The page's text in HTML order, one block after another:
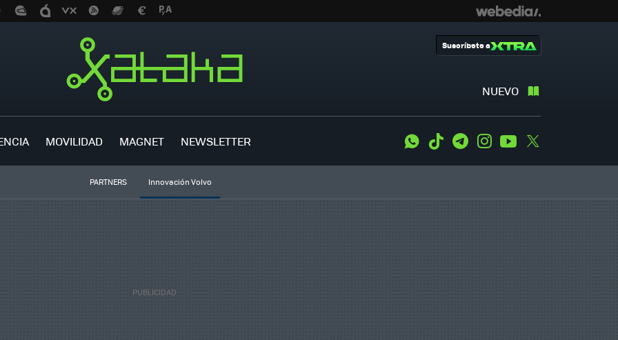
NUEVO
Suscríbete a
MOVILIDAD MAGNET NEWSLETTER WhatsApp
Tiktok TelegramInstagramYoutube
PARTNERS Innovación Volvo